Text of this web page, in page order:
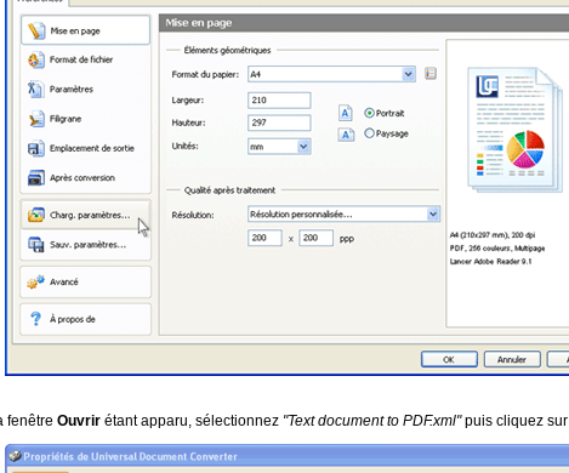
fenêtre Ouvrir étant apparu, sélectionnez "Text document to PDF.xml"puis cliquez sur